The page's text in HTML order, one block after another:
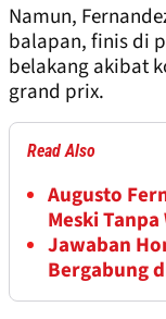
Namun,
balapan, finis di
belakang akibat
grand prix.
Read Also
Augusto
Meski
Jawaban
Bergabung